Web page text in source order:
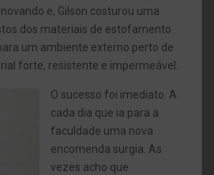
e, Gilson costurou uma
dos materiais de estofamento
um ambiente externo perto de
forte, resistente e impermeável.
O sucesso foi imediato. A
cada dia que ia para a
faculdade uma nova
encomenda surgia. As
vezes acho que